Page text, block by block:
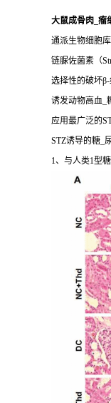
大鼠成骨肉_瘤
通派生物细胞
链脲佐菌素（
选择性的破坏
诱发动物高血_
应用最广泛的
STZ诱导的糖_
1、与人类1型